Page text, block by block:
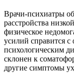
Врачи-психиатры
расстройства
физическое
усилий справится
психологическим
склонен к
другие симптомы